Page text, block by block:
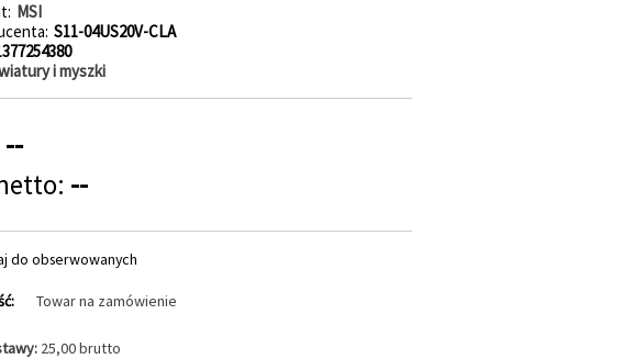
MSI
S11-04US20V-CLA
i myszki
--
--
do obserwowanych
Towar na zamówienie
25,00 brutto